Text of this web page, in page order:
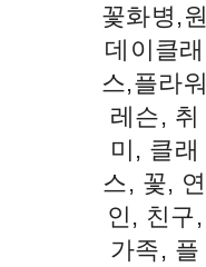
꽃화병,원
데이클래
스,플라워
레슨, 취
미, 클래
스, 꽃, 연
인, 친구,
가족, 플